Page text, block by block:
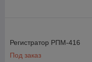
Регистратор РПМ-416
Под заказ